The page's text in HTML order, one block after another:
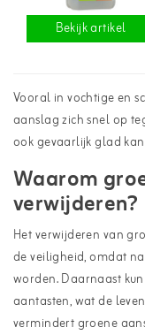
Bekijk artikel
Vooral in vochtige en
aanslag zich snel op
ook gevaarlijk glad
Waarom
verwijderen?
Het verwijderen van
de veiligheid, omdat
worden. Daarnaast
aantasten, wat de
vermindert groene